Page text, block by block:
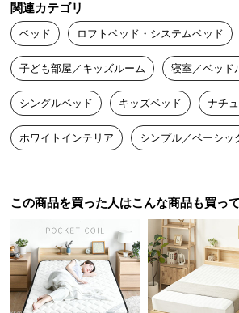
い
て
小
商
品
の
に
て
開
関連カテゴリ
ベッド ロフトベッド・システムベッド
子ども部屋／キッズルーム 寝室／ベッド
シングルベッド キッズベッド ナチ
ホワイトインテリア シンプル／ベーシッ
この商品を買った人はこんな商品も買っ